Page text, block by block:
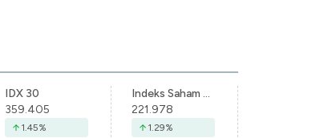
IDX 30
359.405
1.45%
Indeks Saham Syariah Indonesia
221.978
1.29%